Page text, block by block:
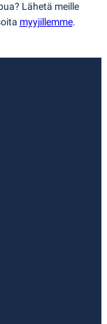
Lähetä meille
myyjillemme.